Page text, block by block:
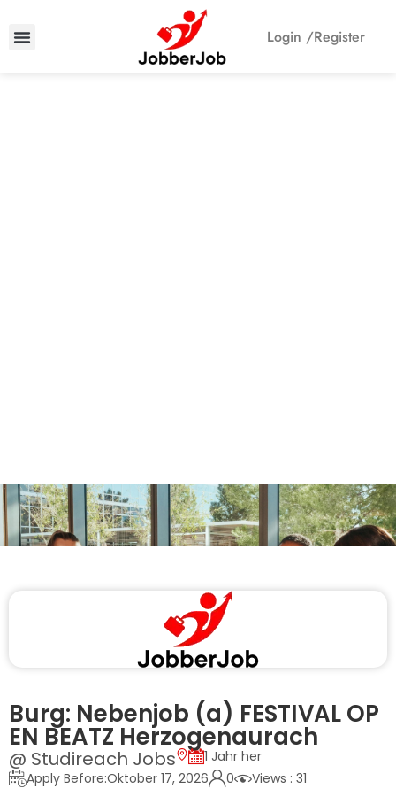
Login /Register
Burg: Nebenjob (a) FESTIVAL OP
EN BEATZ Herzogenaurach
@ Studireach Jobs
1 Jahr her
Apply Before:Oktober 17, 2026
0 Views : 31